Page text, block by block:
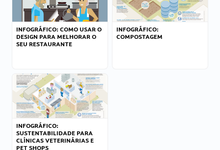
INFOGRÁFICO: COMO USAR O
DESIGN PARA MELHORAR O
SEU RESTAURANTE
INFOGRÁFICO:
COMPOSTAGEM
INFOGRÁFICO:
SUSTENTABILIDADE PARA
CLÍNICAS VETERINÁRIAS E
PET SHOPS